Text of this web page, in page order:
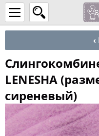
LENESHA
сиреневый)